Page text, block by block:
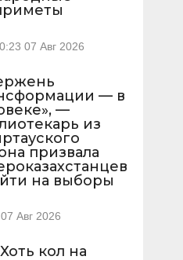
07 Авг 2026
— в
—
из
призвала
на выборы
07 Авг 2026
кол на